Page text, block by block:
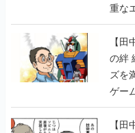
重な
【田
の絆
ズを
ゲー
【若
【